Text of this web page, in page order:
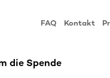
FAQ Kontakt
die Spende